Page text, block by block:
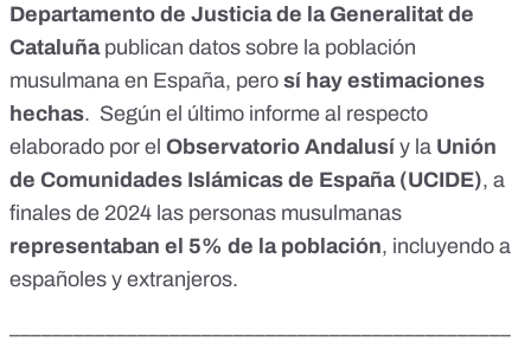
Departamento de Justicia de la Generalitat de
Cataluñapublican datos sobre la población
musulmana en España, pero sí hay estimaciones
hechas. Según el último informe al respecto
elaborado por el Observatorio Andalusí y la Unión
de Comunidades Islámicas de España (UCIDE), a
finales de 2024 las personas musulmanas
representaban el 5% de la población, incluyendo a
españoles y extranjeros.